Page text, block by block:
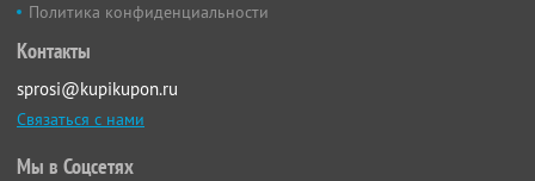
Политика конфиденциальности
Контакты
sprosi@kupikupon.ru
Связаться с нами
Мы в Соцсетях